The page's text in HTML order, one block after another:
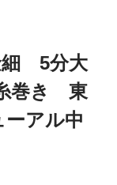
5分大
巻き 東
アル中